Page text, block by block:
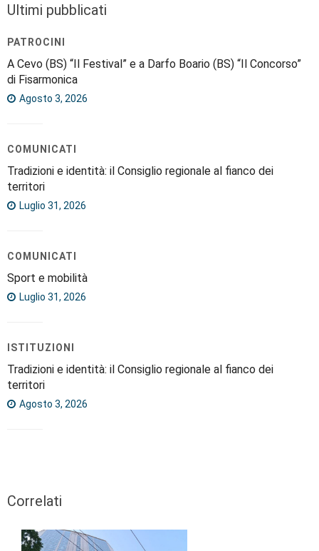
Ultimi pubblicati
PATROCINI
A Cevo (BS) “Il Festival” e a Darfo Boario (BS) “Il Concorso”
di Fisarmonica
Agosto 3, 2026
COMUNICATI
Tradizioni e identità: il Consiglio regionale al fianco dei
territori
Luglio 31, 2026
COMUNICATI
Sport e mobilità
Luglio 31, 2026
ISTITUZIONI
Tradizioni e identità: il Consiglio regionale al fianco dei
territori
Agosto 3, 2026
Correlati